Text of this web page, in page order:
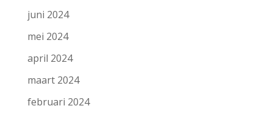
juni 2024
mei 2024
april 2024
maart 2024
februari 2024